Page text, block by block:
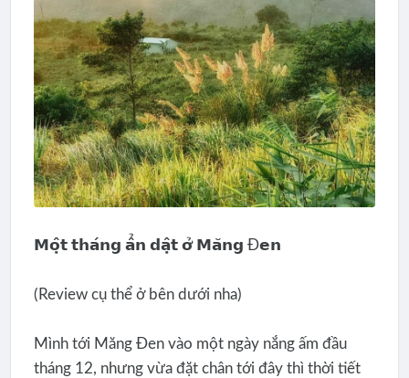
𝗠𝗼̣̂𝘁 𝘁𝗵𝗮́𝗻𝗴 𝗮̂̉𝗻 𝗱𝗮̣̂𝘁 𝗼̛̉ 𝗠𝗮̆𝗻𝗴 Đ𝗲𝗻
(Review cụ thể ở bên dưới nha)
Mình tới Măng Đen vào một ngày nắng ấm đầu
tháng 12, nhưng vừa đặt chân tới đây thì thời tiết